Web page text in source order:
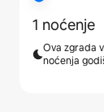
1 noćenje
Ova zgrada
noćenja